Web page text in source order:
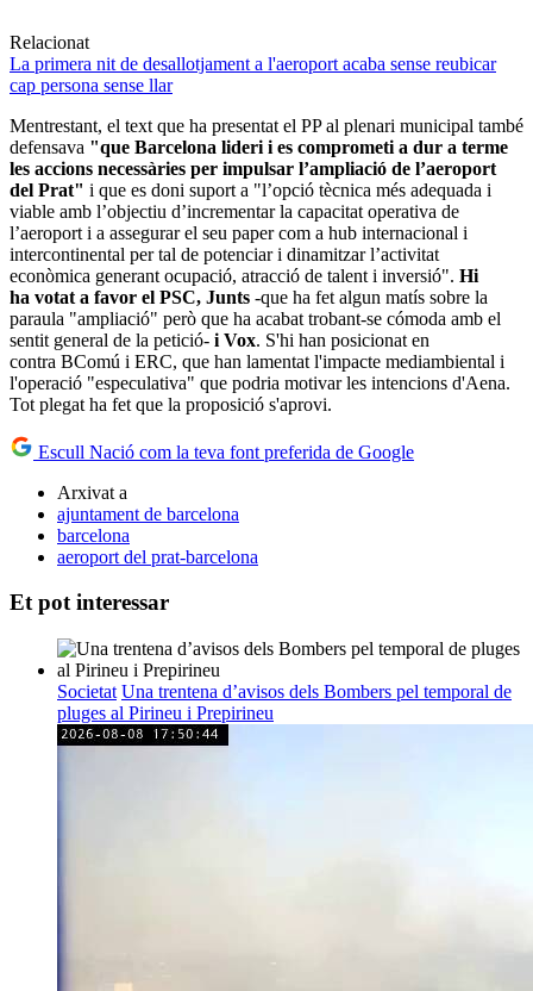
Relacionat
La primera nit de desallotjament a l'aeroport acaba sense reubicar
cap persona sense llar
Mentrestant, el text que ha presentat el PP al plenari municipal també
defensava "que Barcelona lideri i es comprometi a dur a terme
les accions necessàries per impulsar l’ampliació de l’aeroport
del Prat" i que es doni suport a "l’opció tècnica més adequada i
viable amb l’objectiu d’incrementar la capacitat operativa de
l’aeroport i a assegurar el seu paper com a hub internacional i
intercontinental per tal de potenciar i dinamitzar l’activitat
econòmica generant ocupació, atracció de talent i inversió". Hi
ha votat a favor el PSC, Junts -que ha fet algun matís sobre la
paraula "ampliació" però que ha acabat trobant-se cómoda amb el
sentit general de la petició- i Vox. S'hi han posicionat en
contra BComú i ERC, que han lamentat l'impacte mediambiental i
l'operació "especulativa" que podria motivar les intencions d'Aena.
Tot plegat ha fet que la proposició s'aprovi.
Escull Nació com la teva font preferida de Google
Arxivat a
ajuntament de barcelona
barcelona
aeroport del prat-barcelona
Et pot interessar
Societat Una trentena d’avisos dels Bombers pel temporal de
pluges al Pirineu i Prepirineu